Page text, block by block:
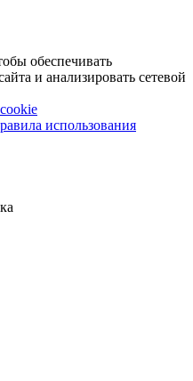
обеспечивать
и анализировать сетевой
использования